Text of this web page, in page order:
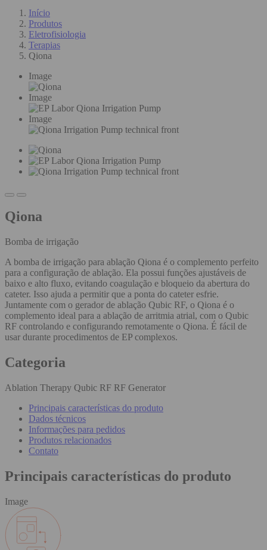
Início
Produtos
Eletrofisiologia
Terapias
Qiona
Image
Image
Image
Qiona
Bomba de irrigação
A bomba de irrigação para ablação Qiona é o complemento perfeito
para a configuração de ablação. Ela possui funções ajustáveis de
baixo e alto fluxo, evitando coagulação e bloqueio da abertura do
cateter. Isso ajuda a permitir que a ponta do cateter esfrie.
Juntamente com o gerador de ablação Qubic RF, o Qiona é o
complemento ideal para a ablação de arritmia atrial, com o Qubic
RF controlando e configurando remotamente o Qiona. É fácil de
usar durante procedimentos de EP complexos.
Categoria
Ablation Therapy Qubic RF RF Generator
Principais características do produto
Dados técnicos
Informações para pedidos
Produtos relacionados
Contato
Principais características do produto
Image